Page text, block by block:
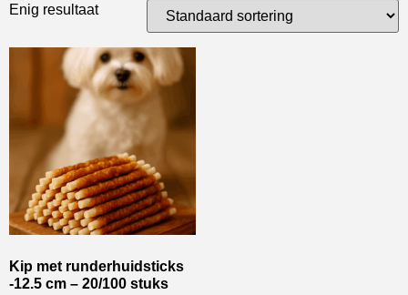
Enig resultaat
Kip met runderhuidsticks
-12.5 cm – 20/100 stuks